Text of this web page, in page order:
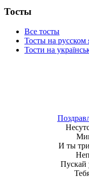
Тосты
Все тосты
Тосты на русском
Тости на
И ты
Пускай